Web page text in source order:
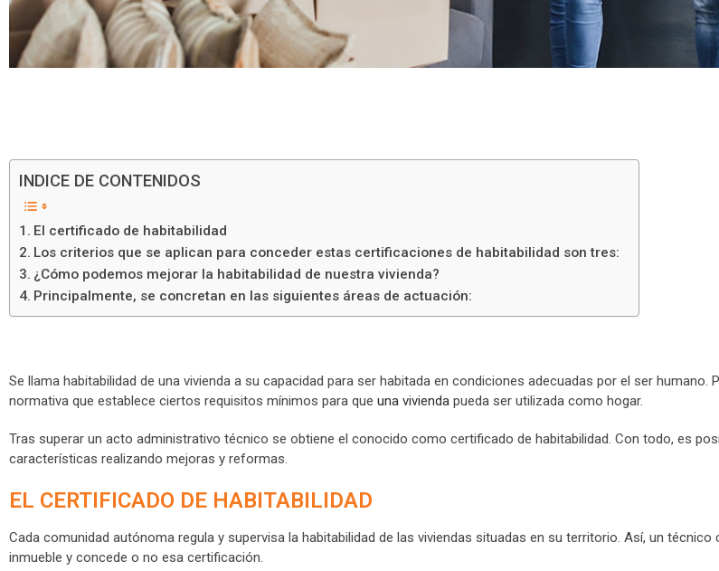
INDICE DE CONTENIDOS
El certificado de habitabilidad
Los criterios que se aplican para conceder estas certificaciones de habitabilidad son tres:
¿Cómo podemos mejorar la habitabilidad de nuestra vivienda?
Principalmente, se concretan en las siguientes áreas de actuación:
Se llama habitabilidad de una vivienda a su capacidad para ser habitada en condiciones adecuadas por el ser humano.
normativa que establece ciertos requisitos mínimos para que una vivienda pueda ser utilizada como hogar.
Tras superar un acto administrativo técnico se obtiene el conocido como certificado de habitabilidad. Con todo, es
características realizando mejoras y reformas.
EL CERTIFICADO DE HABITABILIDAD
Cada comunidad autónoma regula y supervisa la habitabilidad de las viviendas situadas en su territorio. Así, un técnico
inmueble y concede o no esa certificación.